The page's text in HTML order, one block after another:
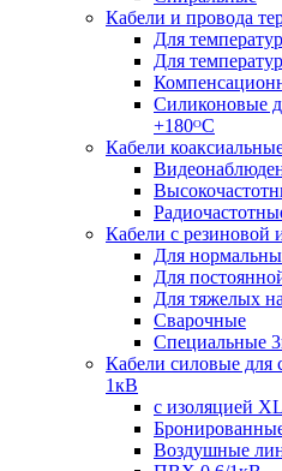
Кабели и провода
Для
Для
Силиконовые
+180ᴼС
Кабели
Кабели с резиновой
Для
Для
Для тяжелых
Сварочные
Специальные
Кабели силовые для
1кВ
c изоляцией
Воздушные